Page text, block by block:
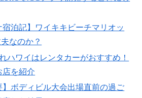
宿泊記】ワイキキビーチマリオッ
なのか？
ハワイはレンタカーがおすすめ！
店を紹介
】ボディビル大会出場直前の過ご